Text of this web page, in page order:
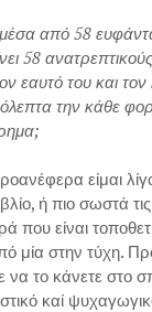
από 58
58
εαυτό του και
την κάθε
είμαι
ή πιο σωστά τις
που είναι
μία στην τύχη.
να το κάνετε στο
καί